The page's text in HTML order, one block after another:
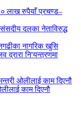
लाख रुपैयाँ प्रचण्ड–
दलका नेताविरुद्ध
नागरिक खुसि
द्रारा नि'यन्त्रणमा
ओलीलाई काम दिएनौ
काम दिएनौ